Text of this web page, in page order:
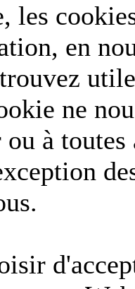
les
en
ne
à